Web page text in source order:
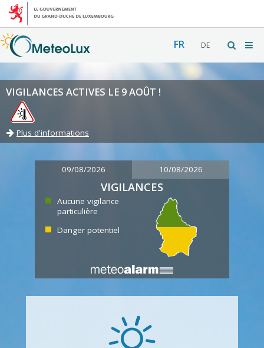
FR DE
VIGILANCES ACTIVES LE 9 AOÛT !
Plus d'informations
09/08/2026 10/08/2026
VIGILANCES
Aucune vigilance
particulière
Danger potentiel